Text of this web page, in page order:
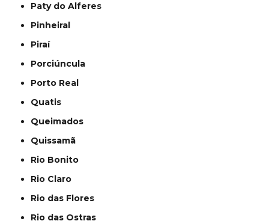
Paty do Alferes
Pinheiral
Piraí
Porciúncula
Porto Real
Quatis
Queimados
Quissamã
Rio Bonito
Rio Claro
Rio das Flores
Rio das Ostras